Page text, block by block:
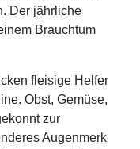
Der jährliche
Brauchtum
fleisige Helfer
Obst, Gemüse,
zur
Augenmerk